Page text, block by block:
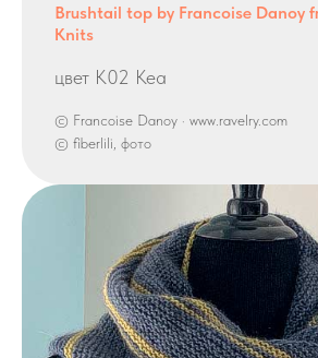
Brushtail top by Francoise Danoy
Knits
цвет K02 Kea
© Francoise Danoy · www.ravelry.com
© fiberlili, фото